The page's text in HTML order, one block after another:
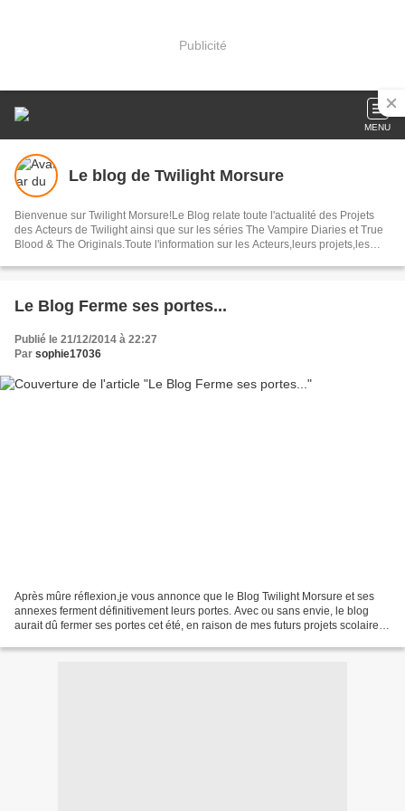
Publicité
MENU
Le blog de Twilight Morsure
Bienvenue sur Twilight Morsure!Le Blog relate toute l'actualité des Projets
des Acteurs de Twilight ainsi que sur les séries The Vampire Diaries et True
Blood & The Originals.Toute l'information sur les Acteurs,leurs projets,les
Trois Sagas.
Le Blog Ferme ses portes...
Publié le 21/12/2014 à 22:27
Par sophie17036
Après mûre réflexion,je vous annonce que le Blog Twilight Morsure et ses
annexes ferment définitivement leurs portes. Avec ou sans envie, le blog
aurait dû fermer ses portes cet été, en raison de mes futurs projets scolaires